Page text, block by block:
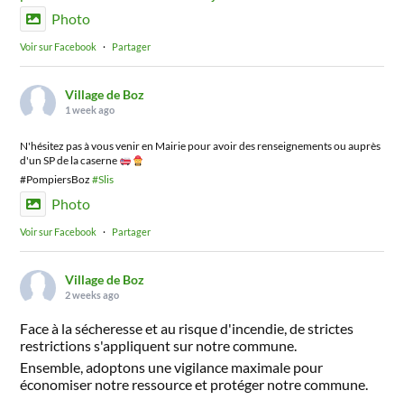
Photo
Voir sur Facebook · Partager
Village de Boz
1 week ago
N'hésitez pas à vous venir en Mairie pour avoir des renseignements ou auprès
d'un SP de la caserne
#PompiersBoz#Slis
Photo
Voir sur Facebook · Partager
Village de Boz
2 weeks ago
Face à la sécheresse et au risque d'incendie, de strictes
restrictions s'appliquent sur notre commune.
Ensemble, adoptons une vigilance maximale pour
économiser notre ressource et protéger notre commune.